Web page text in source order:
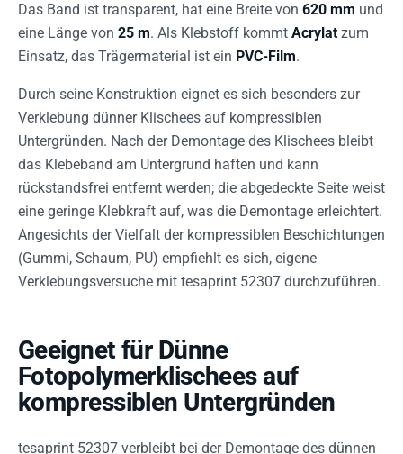
Das Band ist transparent, hat eine Breite von 620 mm und
eine Länge von 25 m. Als Klebstoff kommt Acrylat zum
Einsatz, das Trägermaterial ist ein PVC-Film.
Durch seine Konstruktion eignet es sich besonders zur
Verklebung dünner Klischees auf kompressiblen
Untergründen. Nach der Demontage des Klischees bleibt
das Klebeband am Untergrund haften und kann
rückstandsfrei entfernt werden; die abgedeckte Seite weist
eine geringe Klebkraft auf, was die Demontage erleichtert.
Angesichts der Vielfalt der kompressiblen Beschichtungen
(Gummi, Schaum, PU) empfiehlt es sich, eigene
Verklebungsversuche mit tesaprint 52307 durchzuführen.
Geeignet für Dünne
Fotopolymerklischees auf
kompressiblen Untergründen
tesaprint 52307 verbleibt bei der Demontage des dünnen